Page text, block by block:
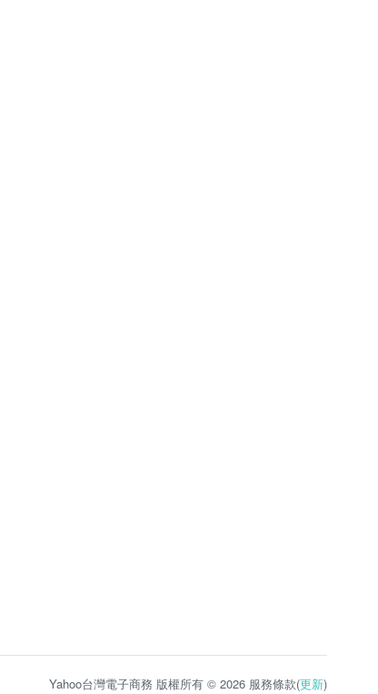
Yahoo台灣電子商務 版權所有 © 2026 服務條款(更新)